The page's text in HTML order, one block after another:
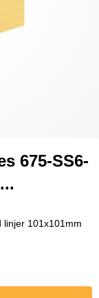
675-SS6-
linjer 101x101mm